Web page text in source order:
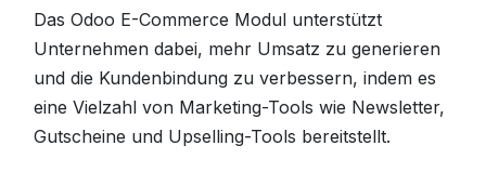
Das Odoo E-Commerce Modul unterstützt
Unternehmen dabei, mehr Umsatz zu generieren
und die Kundenbindung zu verbessern, indem es
eine Vielzahl von Marketing-Tools wie Newsletter,
Gutscheine und Upselling-Tools bereitstellt.